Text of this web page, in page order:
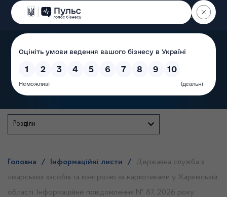
Пошук
Розділи
Головна / Інформаційні листи /
Державна служба з
лікарських засобів та контролю за наркотиками у Харківській
області. Інформаційне повідомлення № 87, 2026 року